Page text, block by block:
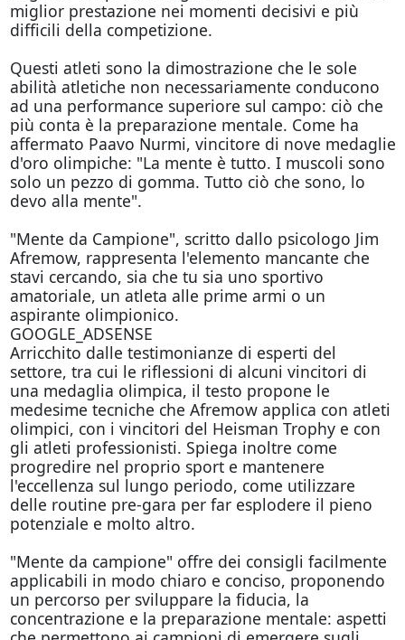
miglior prestazione nei momenti decisivi e più
difficili della competizione.
Questi atleti sono la dimostrazione che le sole
abilità atletiche non necessariamente conducono
ad una performance superiore sul campo: ciò che
più conta è la preparazione mentale. Come ha
affermato Paavo Nurmi, vincitore di nove medaglie
d'oro olimpiche: "La mente è tutto. I muscoli sono
solo un pezzo di gomma. Tutto ciò che sono, lo
devo alla mente".
"Mente da Campione", scritto dallo psicologo Jim
Afremow, rappresenta l'elemento mancante che
stavi cercando, sia che tu sia uno sportivo
amatoriale, un atleta alle prime armi o un
aspirante olimpionico.
GOOGLE_ADSENSE
Arricchito dalle testimonianze di esperti del
settore, tra cui le riflessioni di alcuni vincitori di
una medaglia olimpica, il testo propone le
medesime tecniche che Afremow applica con atleti
olimpici, con i vincitori del Heisman Trophy e con
gli atleti professionisti. Spiega inoltre come
progredire nel proprio sport e mantenere
l'eccellenza sul lungo periodo, come utilizzare
delle routine pre-gara per far esplodere il pieno
potenziale e molto altro.
"Mente da campione" offre dei consigli facilmente
applicabili in modo chiaro e conciso, proponendo
un percorso per sviluppare la fiducia, la
concentrazione e la preparazione mentale: aspetti